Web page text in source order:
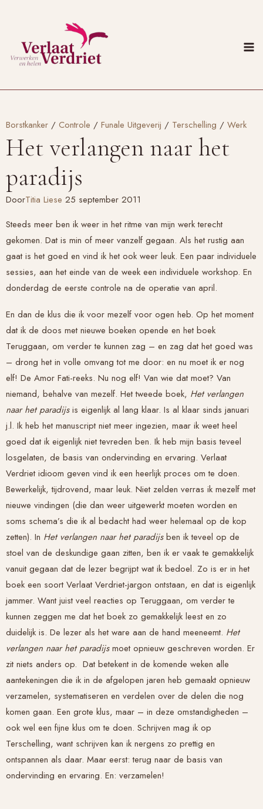
inhoud
Borstkanker / Controle / Funale Uitgeverij / Terschelling / Werk
Het verlangen naar het
paradijs
DoorTitia Liese 25 september 2011
Steeds meer ben ik weer in het ritme van mijn werk terecht
gekomen. Dat is min of meer vanzelf gegaan. Als het rustig aan
gaat is het goed en vind ik het ook weer leuk. Een paar individuele
sessies, aan het einde van de week een individuele workshop. En
donderdag de eerste controle na de operatie van april.
En dan de klus die ik voor mezelf voor ogen heb. Op het moment
dat ik de doos met nieuwe boeken opende en het boek
Teruggaan, om verder te kunnen zag – en zag dat het goed was
– drong het in volle omvang tot me door: en nu moet ik er nog
elf! De Amor Fati-reeks. Nu nog elf! Van wie dat moet? Van
niemand, behalve van mezelf. Het tweede boek, Het verlangen
naar het paradijsis eigenlijk al lang klaar. Is al klaar sinds januari
j.l. Ik heb het manuscript niet meer ingezien, maar ik weet heel
goed dat ik eigenlijk niet tevreden ben. Ik heb mijn basis teveel
losgelaten, de basis van ondervinding en ervaring. Verlaat
Verdriet idioom geven vind ik een heerlijk proces om te doen.
Bewerkelijk, tijdrovend, maar leuk. Niet zelden verras ik mezelf met
nieuwe vindingen (die dan weer uitgewerkt moeten worden en
soms schema’s die ik al bedacht had weer helemaal op de kop
zetten). In Het verlangen naar het paradijsben ik teveel op de
stoel van de deskundige gaan zitten, ben ik er vaak te gemakkelijk
vanuit gegaan dat de lezer begrijpt wat ik bedoel. Zo is er in het
boek een soortVerlaat Verdriet-jargon ontstaan, en dat is eigenlijk
jammer. Want juist veel reacties op Teruggaan, om verder te
kunnen zeggen me dat het boek zo gemakkelijk leest en zo
duidelijk is. De lezer als het ware aan de hand meeneemt. Het
verlangen naar het paradijsmoet opnieuw geschreven worden. Er
zit niets anders op. Dat betekent in de komende weken alle
aantekeningen die ik in de afgelopen jaren heb gemaakt opnieuw
verzamelen, systematiseren en verdelen over de delen die nog
komen gaan. Een grote klus, maar – in deze omstandigheden –
ook wel een fijne klus om te doen. Schrijven mag ik op
Terschelling, want schrijven kan ik nergens zo prettig en
ontspannen als daar. Maar eerst: terug naar de basis van
ondervinding en ervaring. En: verzamelen!